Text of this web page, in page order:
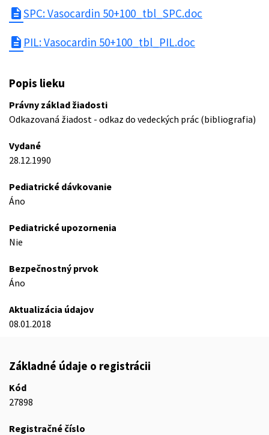
descriptionSPC: Vasocardin 50+100_tbl_SPC.doc
description PIL: Vasocardin 50+100_tbl_PIL.doc
Popis lieku
Právny základ žiadosti
Odkazovaná žiadost - odkaz do vedeckých prác (bibliografia)
Vydané
28.12.1990
Pediatrické dávkovanie
Áno
Pediatrické upozornenia
Nie
Bezpečnostný prvok
Áno
Aktualizácia údajov
08.01.2018
Základné údaje o registrácii
Kód
27898
Registračné číslo